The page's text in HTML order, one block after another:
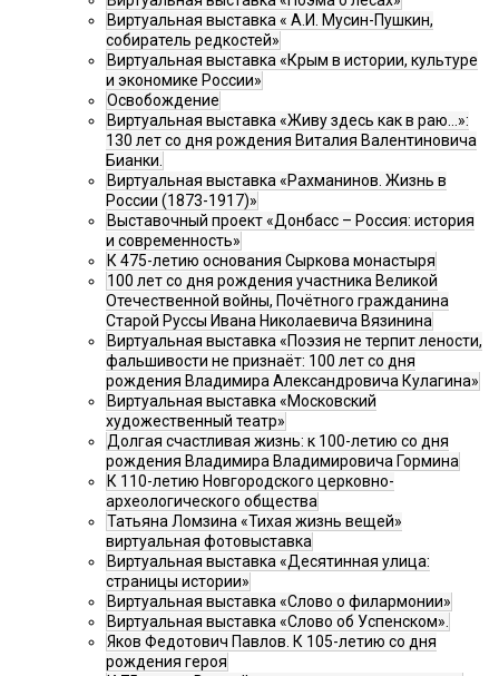
Виртуальная выставка « А.И. Мусин-Пушкин,
собиратель редкостей»
Виртуальная выставка «Крым в истории, культуре
и экономике России»
Освобождение
Виртуальная выставка «Живу здесь как в раю…»:
130 лет со дня рождения Виталия Валентиновича
Бианки.
Виртуальная выставка «Рахманинов. Жизнь в
России (1873-1917)»
Выставочный проект «Донбасс – Россия: история
и современность»
К 475-летию основания Сыркова монастыря
100 лет со дня рождения участника Великой
Отечественной войны, Почётного гражданина
Старой Руссы Ивана Николаевича Вязинина
Виртуальная выставка «Поэзия не терпит лености,
фальшивости не признаёт: 100 лет со дня
рождения Владимира Александровича Кулагина»
Виртуальная выставка «Московский
художественный театр»
Долгая счастливая жизнь: к 100-летию со дня
рождения Владимира Владимировича Гормина
К 110-летию Новгородского церковно-
археологического общества
Татьяна Ломзина «Тихая жизнь вещей»
виртуальная фотовыставка
Виртуальная выставка «Десятинная улица:
страницы истории»
Виртуальная выставка «Слово о филармонии»
Виртуальная выставка «Слово об Успенском».
Яков Федотович Павлов. К 105-летию со дня
рождения героя